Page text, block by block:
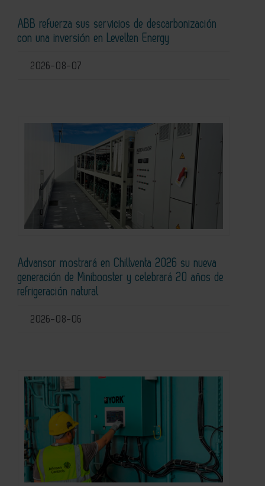
ABB refuerza sus servicios de descarbonización
con una inversión en Levelten Energy
2026-08-07
Advansor mostrará en Chillventa 2026 su nueva
generación de Minibooster y celebrará 20 años de
refrigeración natural
2026-08-06